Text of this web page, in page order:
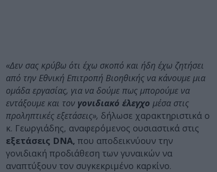
«Δεν σας κρύβω ότι έχω σκοπό και ήδη έχω ζητήσει
από την Εθνική Επιτροπή Βιοηθικής να κάνουμε μια
ομάδα εργασίας, για να δούμε πως μπορούμε να
εντάξουμε και τον γονιδιακό έλεγχο μέσα στις
προληπτικές εξετάσεις», δήλωσε χαρακτηριστικά ο
κ. Γεωργιάδης, αναφερόμενος ουσιαστικά στις
εξετάσεις DNA, που αποδεικνύουν την
γονιδιακή προδιάθεση των γυναικών να
αναπτύξουν τον συγκεκριμένο καρκίνο.